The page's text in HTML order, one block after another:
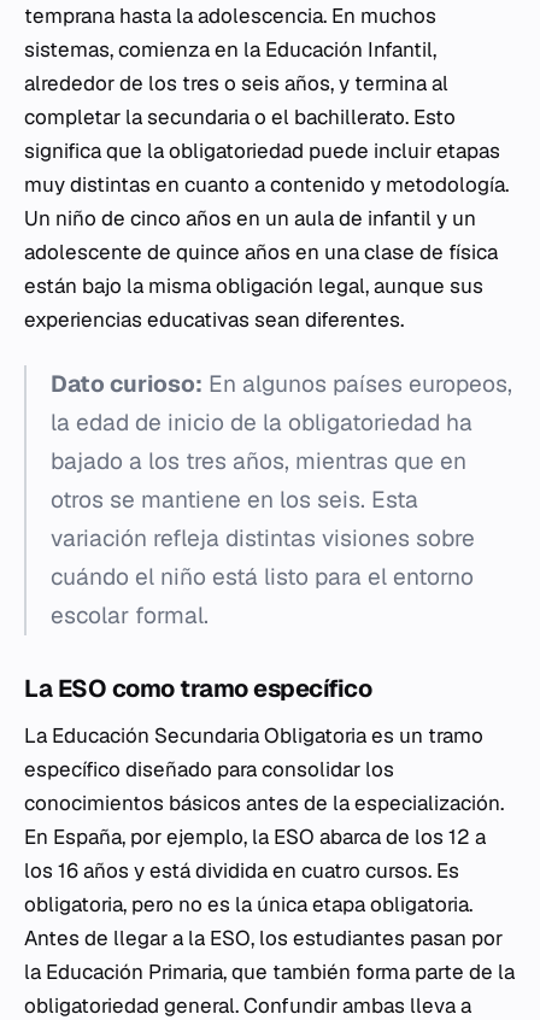
temprana hasta la adolescencia. En muchos
sistemas, comienza en la Educación Infantil,
alrededor de los tres o seis años, y termina al
completar la secundaria o el bachillerato. Esto
significa que la obligatoriedad puede incluir etapas
muy distintas en cuanto a contenido y metodología.
Un niño de cinco años en un aula de infantil y un
adolescente de quince años en una clase de física
están bajo la misma obligación legal, aunque sus
experiencias educativas sean diferentes.
Dato curioso: En algunos países europeos,
la edad de inicio de la obligatoriedad ha
bajado a los tres años, mientras que en
otros se mantiene en los seis. Esta
variación refleja distintas visiones sobre
cuándo el niño está listo para el entorno
escolar formal.
La ESO como tramo específico
La Educación Secundaria Obligatoria es un tramo
específico diseñado para consolidar los
conocimientos básicos antes de la especialización.
En España, por ejemplo, la ESO abarca de los 12 a
los 16 años y está dividida en cuatro cursos. Es
obligatoria, pero no es la única etapa obligatoria.
Antes de llegar a la ESO, los estudiantes pasan por
la Educación Primaria, que también forma parte de la
obligatoriedad general. Confundir ambas lleva a